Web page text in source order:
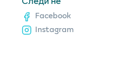
Facebook
Instagram